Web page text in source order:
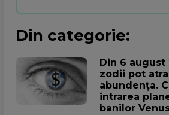
Din categorie:
Din 6 august
zodii pot
abundența.
intrarea
banilor